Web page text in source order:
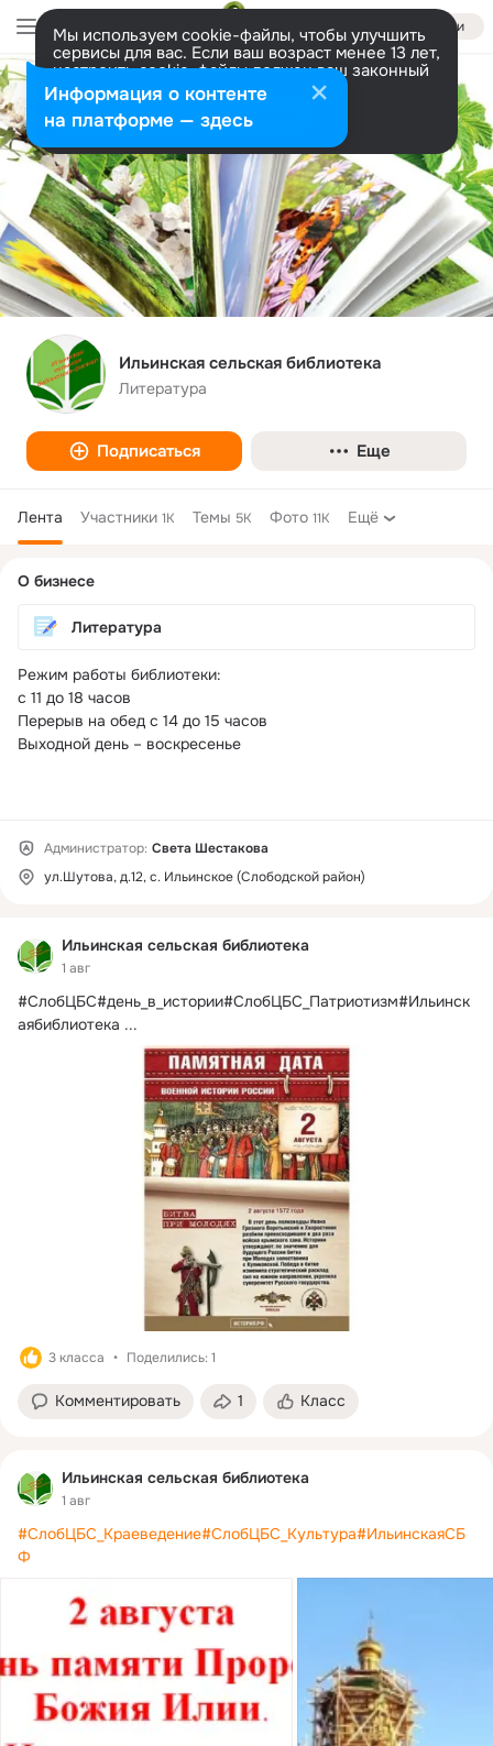
Войти
Мы используем cookie-файлы, чтобы улучшить
сервисы для вас. Если ваш возраст менее 13 лет,
настроить cookie-файлы должен ваш законный
представитель. Больше информации
Разрешить все Настроить
Ильинская сельская библиотека
Литература
Подписаться Еще
Лента Участники 1K Темы 5K Фото 11K Ещё
Ильинская сельская библиотека
1 авг
#СлобЦБС#день_в_истории#СлобЦБС_Патриотизм#Ильинск
аябиблиотека ...
3 класса Поделились: 1
Комментировать 1 Класс
Ильинская сельская библиотека
1 авг
#СлобЦБС_Краеведение#СлобЦБС_Культура#ИльинскаяСБ
Ф
колонка
О бизнесе
Литература
Режим работы библиотеки:
с 11 до 18 часов
Перерыв на обед с 14 до 15 часов
Выходной день – воскресенье
Администратор: Света Шестакова
ул.Шутова, д.12, с. Ильинское (Слободской район)
Информация о контенте
на платформе — здесь